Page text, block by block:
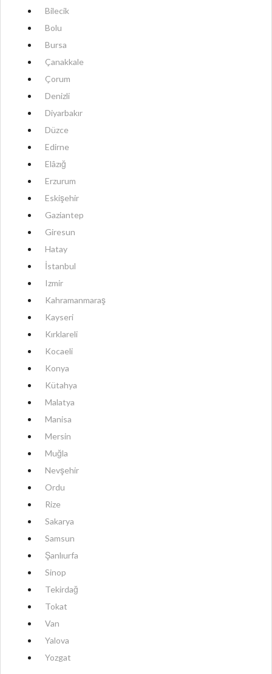
Bilecik
Bolu
Bursa
Çanakkale
Çorum
Denizli
Diyarbakır
Düzce
Edirne
Elâzığ
Erzurum
Eskişehir
Gaziantep
Giresun
Hatay
İstanbul
Izmir
Kahramanmaraş
Kayseri
Kırklareli
Kocaeli
Konya
Kütahya
Malatya
Manisa
Mersin
Muğla
Nevşehir
Ordu
Rize
Sakarya
Samsun
Şanlıurfa
Sinop
Tekirdağ
Tokat
Van
Yalova
Yozgat